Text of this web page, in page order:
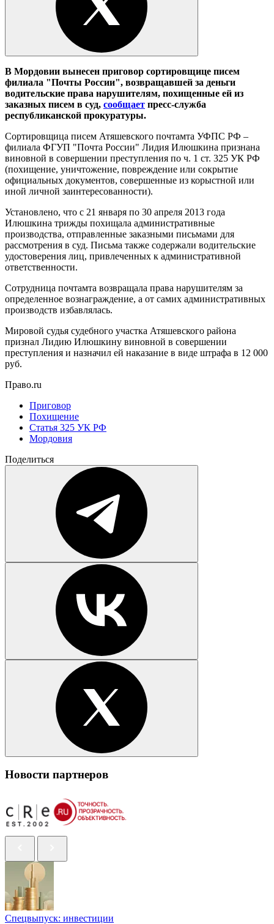
В Мордовии вынесен приговор сортировщице писем
филиала "Почты России", возвращавшей за деньги
водительские права нарушителям, похищенные ей из
заказных писем в суд, сообщает пресс-служба
республиканской прокуратуры.
Сортировщица писем Атяшевского почтамта УФПС РФ –
филиала ФГУП "Почта России" Лидия Илюшкина признана
виновной в совершении преступления по ч. 1 ст. 325 УК РФ
(похищение, уничтожение, повреждение или сокрытие
официальных документов, совершенные из корыстной или
иной личной заинтересованности).
Установлено, что с 21 января по 30 апреля 2013 года
Илюшкина трижды похищала административные
производства, отправленные заказными письмами для
рассмотрения в суд. Письма также содержали водительские
удостоверения лиц, привлеченных к административной
ответственности.
Сотрудница почтамта возвращала права нарушителям за
определенное вознаграждение, а от самих административных
производств избавлялась.
Мировой судья судебного участка Атяшевского района
признал Лидию Илюшкину виновной в совершении
преступления и назначил ей наказание в виде штрафа в 12 000
руб.
Право.ru
Приговор
Похищение
Статья 325 УК РФ
Мордовия
Поделиться
Новости партнеров
Спецвыпуск: инвестиции